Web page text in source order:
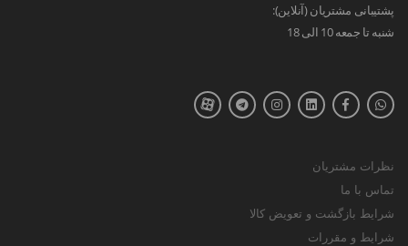
پشتیبانی مشتریان (آنلاین):
شنبه تا جمعه 10 الی 18
نظرات مشتریان
تماس با ما
شرایط بازگشت و تعویض کالا
شرایط و مقررات